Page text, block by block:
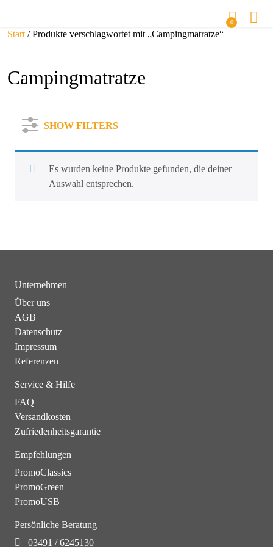
0
Start / Produkte verschlagwortet mit „Campingmatratze“
Campingmatratze
SHOW FILTERS
Es wurden keine Produkte gefunden, die deiner
Auswahl entsprechen.
Unternehmen
Über uns
AGB
Datenschutz
Impressum
Referenzen
Service & Hilfe
FAQ
Versandkosten
Zufriedenheitsgarantie
Empfehlungen
PromoClassics
PromoGreen
PromoUSB
Persönliche Beratung
03491 / 6245130